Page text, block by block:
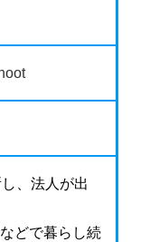
、法人が出
どで暮らし続